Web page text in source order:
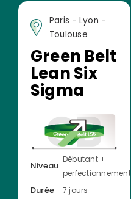
Paris - Lyon -
Toulouse
Green Belt
Lean Six
Sigma
Niveau
Débutant +
perfectionnement
Durée 7 jours